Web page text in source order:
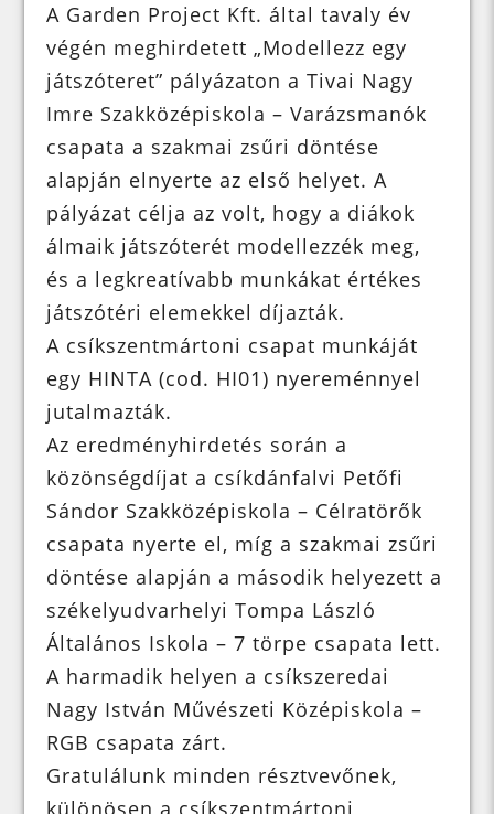
A Garden Project Kft. által tavaly év
végén meghirdetett „Modellezz egy
játszóteret” pályázaton a Tivai Nagy
Imre Szakközépiskola – Varázsmanók
csapata a szakmai zsűri döntése
alapján elnyerte az első helyet. A
pályázat célja az volt, hogy a diákok
álmaik játszóterét modellezzék meg,
és a legkreatívabb munkákat értékes
játszótéri elemekkel díjazták.
A csíkszentmártoni csapat munkáját
egy HINTA (cod. HI01) nyereménnyel
jutalmazták.
Az eredményhirdetés során a
közönségdíjat a csíkdánfalvi Petőfi
Sándor Szakközépiskola – Célratörők
csapata nyerte el, míg a szakmai zsűri
döntése alapján a második helyezett a
székelyudvarhelyi Tompa László
Általános Iskola – 7 törpe csapata lett.
A harmadik helyen a csíkszeredai
Nagy István Művészeti Középiskola –
RGB csapata zárt.
Gratulálunk minden résztvevőnek,